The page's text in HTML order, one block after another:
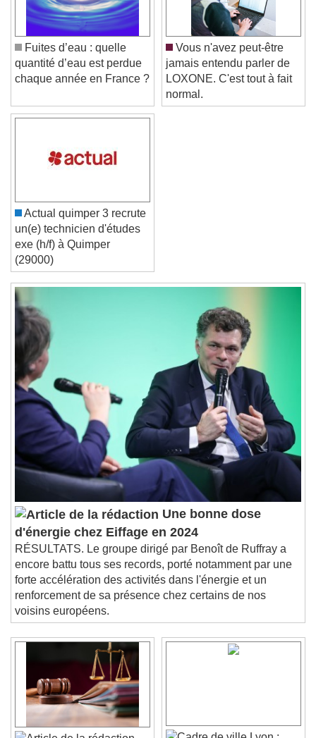
Color Opacity
Caption Area Background
Color Opacity
Font Size
Reset
Done
Close Modal Dialog
Fuites d’eau : quelle
quantité d’eau est perdue
Vous n'avez peut-être
jamais entendu parler de
LOXONE. C'est tout à fait
normal.
Actual quimper 3 recrute
un(e) technicien d'études
exe (h/f) à Quimper
(29000)
d'énergie chez Eiffage en 2024
RÉSULTATS. Le groupe dirigé par Benoît de Ruffray a
encore battu tous ses records, porté notamment par une
forte accélération des activités dans l'énergie et un
renforcement de sa présence chez certains de nos
voisins européens.